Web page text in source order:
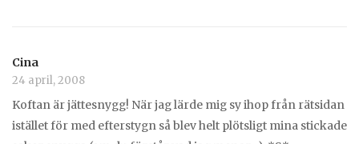
Cina
24 april, 2008
Koftan är jättesnygg! När jag lärde mig sy ihop från rätsidan
istället för med efterstygn så blev helt plötsligt mina stickade